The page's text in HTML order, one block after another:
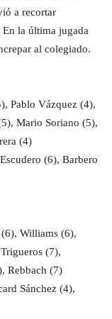
a recortar
En la última jugada
al colegiado.
Pablo Vázquez (4),
Mario Soriano (5),
(4)
(6), Barbero
Williams (6),
(7),
Rebbach (7)
Sánchez (4),